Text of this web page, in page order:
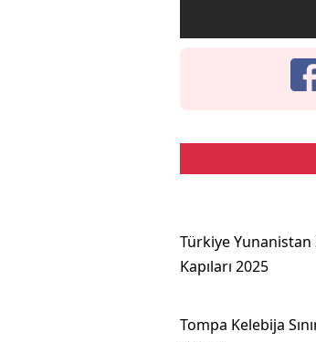
Türkiye Yunanistan
Kapıları 2025
Tompa Kelebija